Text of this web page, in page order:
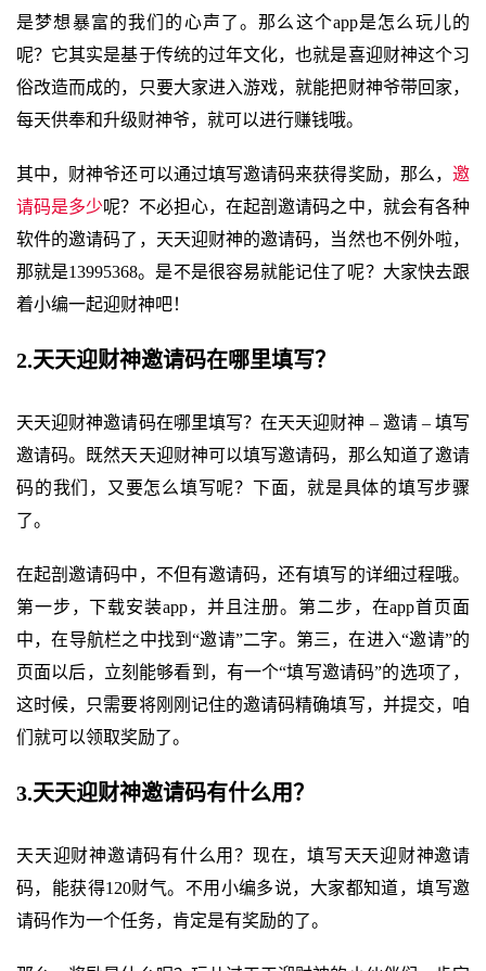
是梦想暴富的我们的心声了。那么这个app是怎么玩儿的
呢？它其实是基于传统的过年文化，也就是喜迎财神这个习
俗改造而成的，只要大家进入游戏，就能把财神爷带回家，
每天供奉和升级财神爷，就可以进行赚钱哦。
其中，财神爷还可以通过填写邀请码来获得奖励，那么， 邀
请码是多少呢？不必担心，在起剖邀请码之中，就会有各种
软件的邀请码了，天天迎财神的邀请码，当然也不例外啦，
那就是13995368。是不是很容易就能记住了呢？大家快去跟
着小编一起迎财神吧！
2.天天迎财神邀请码在哪里填写？
天天迎财神邀请码在哪里填写？在天天迎财神 – 邀请 – 填写
邀请码。既然天天迎财神可以填写邀请码，那么知道了邀请
码的我们，又要怎么填写呢？下面，就是具体的填写步骤
了。
在起剖邀请码中，不但有邀请码，还有填写的详细过程哦。
第一步，下载安装app，并且注册。第二步，在app首页面
中，在导航栏之中找到“邀请”二字。第三，在进入“邀请”的
页面以后，立刻能够看到，有一个“填写邀请码”的选项了，
这时候，只需要将刚刚记住的邀请码精确填写，并提交，咱
们就可以领取奖励了。
3.天天迎财神邀请码有什么用？
天天迎财神邀请码有什么用？现在，填写天天迎财神邀请
码，能获得120财气。不用小编多说，大家都知道，填写邀
请码作为一个任务，肯定是有奖励的了。